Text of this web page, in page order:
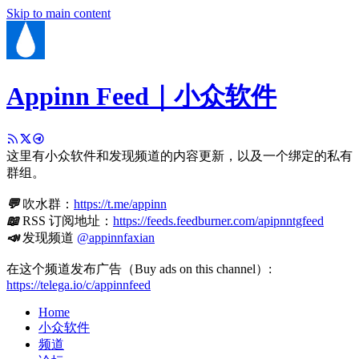
Skip to main content
Appinn Feed｜小众软件
这里有小众软件和发现频道的内容更新，以及一个绑定的私有
群组。
💬吹水群： https://t.me/appinn
📖RSS 订阅地址： https://feeds.feedburner.com/apipnntgfeed
📣发现频道 @appinnfaxian
在这个频道发布广告（Buy ads on this channel）:
https://telega.io/c/appinnfeed
Home
小众软件
频道